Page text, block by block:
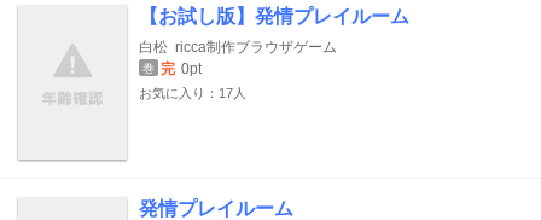
【お試し版】発情プレイルーム
白松 ricca制作ブラウザゲーム
巻 完 0pt
お気に入り：17人
発情プレイルーム